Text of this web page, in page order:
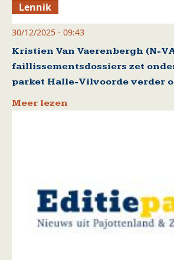
Lennik
30/12/2025 - 09:43
Kristien Van Vaerenbergh (N-
faillissementsdossiers zet
parket Halle-Vilvoorde verder
Meer lezen